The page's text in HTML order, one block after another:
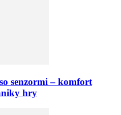
senzormi – komfort
hry